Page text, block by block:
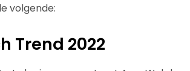
volgende:
Trend 2022